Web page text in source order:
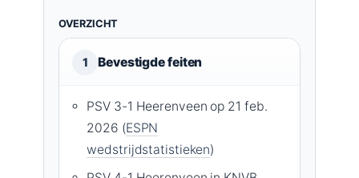
OVERZICHT
1 Bevestigde feiten
PSV 3-1 Heerenveen op 21 feb.
2026 (ESPN
wedstrijdstatistieken)